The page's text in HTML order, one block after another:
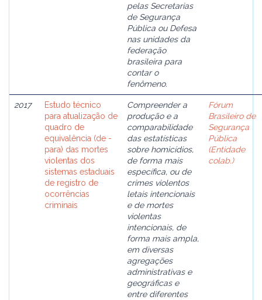
pelas Secretarias
de Segurança
Pública ou Defesa
nas unidades da
federação
brasileira para
contar o
fenômeno.
2017
Estudo técnico
para atualização de
quadro de
equivalência (de -
para) das mortes
violentas dos
sistemas estaduais
de registro de
ocorrências
criminais
Compreender a
produção e a
comparabilidade
das estatísticas
sobre homicídios,
de forma mais
específica, ou de
crimes violentos
letais intencionais
e de mortes
violentas
intencionais, de
forma mais ampla,
em diversas
agregações
administrativas e
geográficas e
entre diferentes
Fórum
Brasileiro de
Segurança
Pública
(Entidade
colab.)